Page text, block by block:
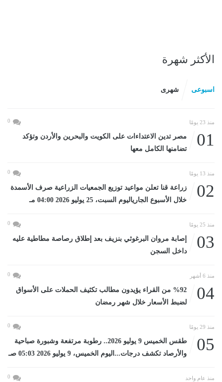
الأكثر شهرة
اسبوعى شهرى
منذ 23 يومًا 0
01
مصر تدين الاعتداءات على الكويت والبحرين والأردن وتؤكد
تضامنها الكامل معها
منذ 13 يومًا 0
02
زراعة قنا تعلن مواعيد توزيع الجمعيات الزراعية صرف الأسمدة
خلال الأسبوع الجارياليوم السبت، 25 يوليو 2026 04:00 مـ
منذ 25 يومًا 0
03
إصابة مروان البرغوثي بنزيف بعد إطلاق رصاصة مطاطية عليه
داخل السجن
منذ 6 أشهر 0
04
%92 من القراء يؤيدون مطالب تكثيف الحملات على الأسواق
لضبط الأسعار خلال شهر رمضان
منذ 29 يومًا 0
05
طقس الخميس 9 يوليو 2026.. رطوبة مرتفعة وشبورة صباحية
والأرصاد تكشف درجات...اليوم الخميس، 9 يوليو 2026 05:03 صـ
منذ عام واحد 0